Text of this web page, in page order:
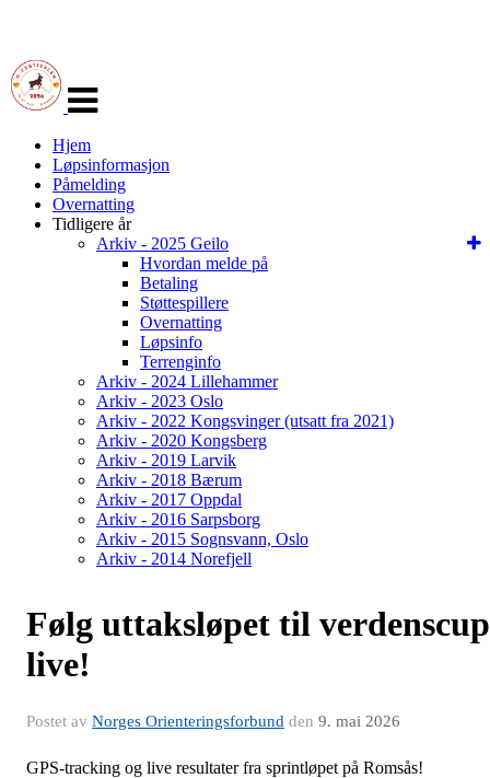
navigasjon
Hjem
Løpsinformasjon
Påmelding
Overnatting
Tidligere år
Arkiv - 2025 Geilo
Hvordan melde på
Betaling
Støttespillere
Overnatting
Løpsinfo
Terrenginfo
Arkiv - 2024 Lillehammer
Arkiv - 2023 Oslo
Arkiv - 2022 Kongsvinger (utsatt fra 2021)
Arkiv - 2020 Kongsberg
Arkiv - 2019 Larvik
Arkiv - 2018 Bærum
Arkiv - 2017 Oppdal
Arkiv - 2016 Sarpsborg
Arkiv - 2015 Sognsvann, Oslo
Arkiv - 2014 Norefjell
Følg uttaksløpet til verdenscup
live!
Postet av Norges Orienteringsforbund den 9. mai 2026
GPS-tracking og live resultater fra sprintløpet på Romsås!